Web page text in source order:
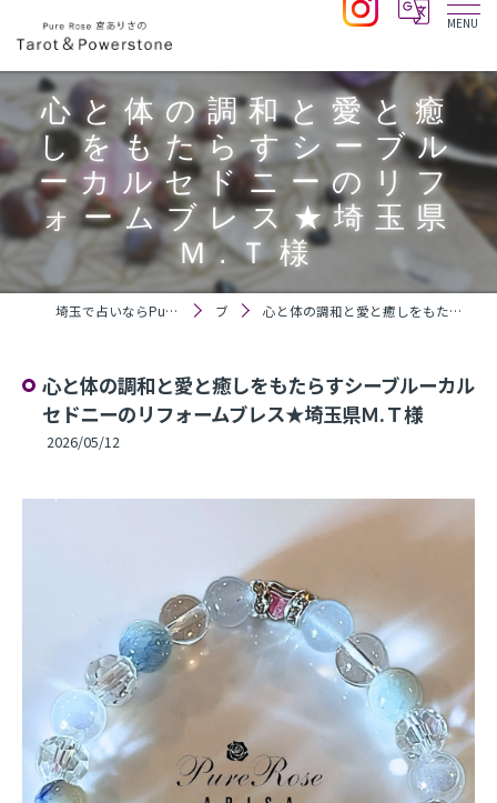
心と体の調和と愛と癒
しをもたらすシーブル
ーカルセドニーのリフ
ォームブレス★埼玉県
Ｍ.Ｔ様
埼玉で占いならPure Rose 宮ありさのTarot＆Powerstone ブログ 心と体の調和と愛と癒しをもたらすシーブルーカルセドニーのリフォームブレス★埼玉県Ｍ.Ｔ様
心と体の調和と愛と癒しをもたらすシーブルーカル
セドニーのリフォームブレス★埼玉県Ｍ.Ｔ様
2026/05/12